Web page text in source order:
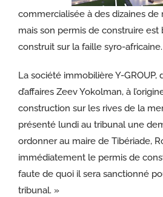
commercialisée à des dizaines de
mais son permis de construire est
construit sur la faille syro-africaine.
La société immobilière Y-GROUP,
d’affaires Zeev Yokolman, à
construction sur les rives de la
présenté lundi au tribunal une
ordonner au maire de Tibériade,
immédiatement le permis de
faute de quoi il sera sanctionné
tribunal. »